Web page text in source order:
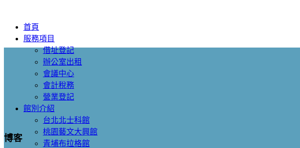
首頁
服務項目
借址登記
辦公室出租
會議中心
會計稅務
營業登記
館別介紹
台北北士科館
桃園藝文大興館
青埔布拉格館
博客